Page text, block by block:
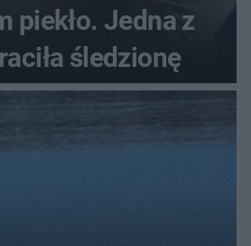
piekło. Jedna z
śledzionę